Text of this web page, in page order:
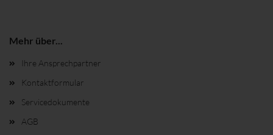
Mehr über...
Ihre Ansprechpartner
Kontaktformular
Servicedokumente
AGB